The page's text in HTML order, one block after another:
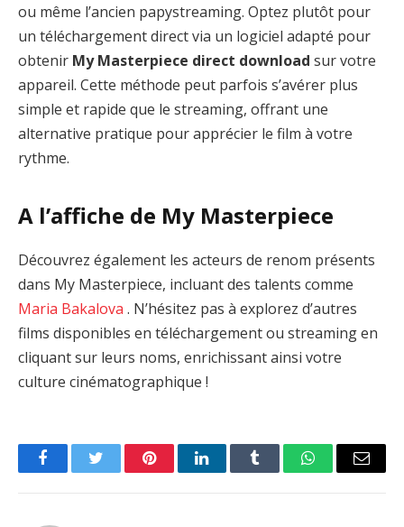
ou même l’ancien papystreaming. Optez plutôt pour
un téléchargement direct via un logiciel adapté pour
obtenir My Masterpiece direct download sur votre
appareil. Cette méthode peut parfois s’avérer plus
simple et rapide que le streaming, offrant une
alternative pratique pour apprécier le film à votre
rythme.
A l’affiche de My Masterpiece
Découvrez également les acteurs de renom présents
dans My Masterpiece, incluant des talents comme
Maria Bakalova . N’hésitez pas à explorez d’autres
films disponibles en téléchargement ou streaming en
cliquant sur leurs noms, enrichissant ainsi votre
culture cinématographique !
FacebookTwitter PinterestLinkedInTumblr WhatsAppEmail